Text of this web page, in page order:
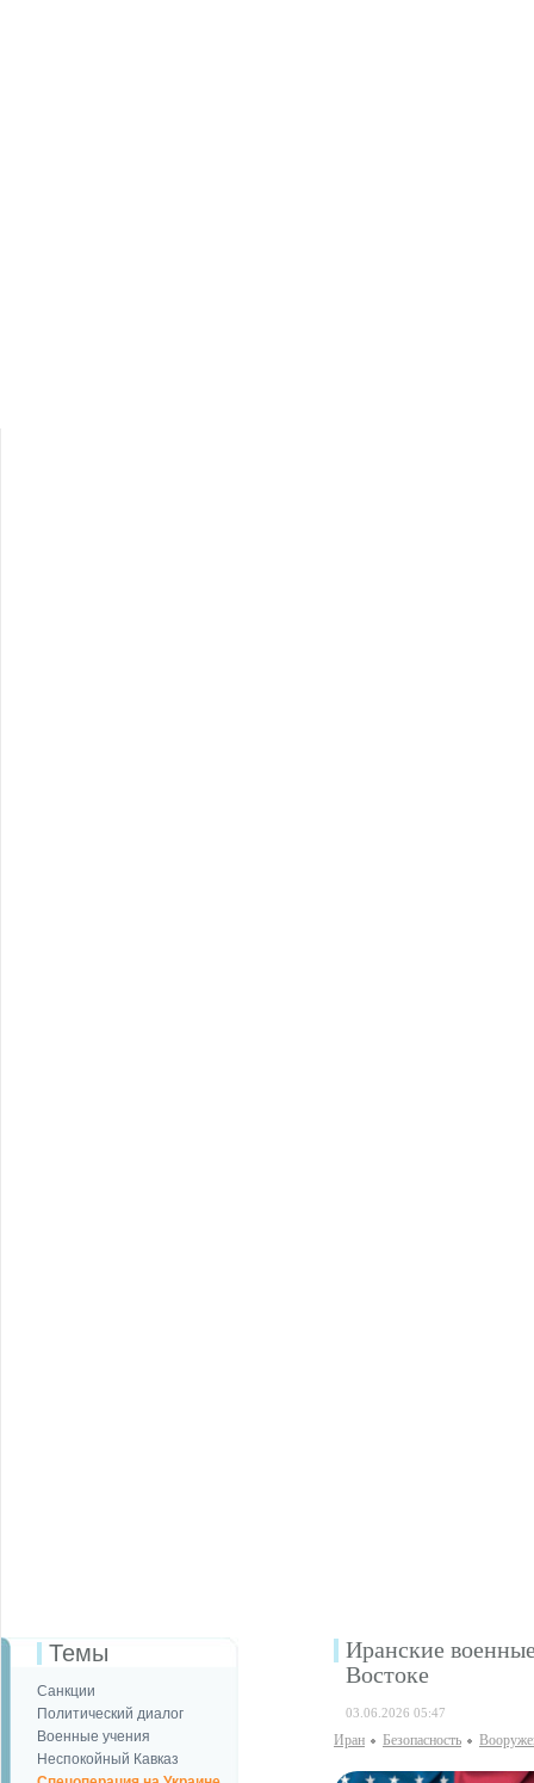
Темы
Санкции
Политический диалог
Военные учения
Неспокойный Кавказ
Иранские
Востоке
03.06.2026 05:47
Иран Безопаcность